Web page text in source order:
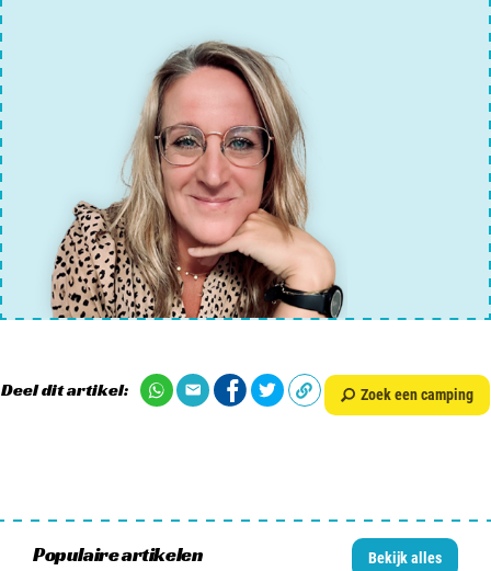
Deel dit artikel: Zoek een camping
Populaire artikelen Bekijk alles